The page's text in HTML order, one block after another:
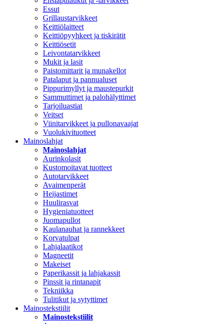
Essut
Grillaustarvikkeet
Keittiölaitteet
Keittiöpyyhkeet ja tiskirätit
Keittiösetit
Leivontatarvikkeet
Mukit ja lasit
Paistomittarit ja munakellot
Patalaput ja pannualuset
Pippurimyllyt ja maustepurkit
Sammuttimet ja palohälyttimet
Tarjoiluastiat
Veitset
Viinitarvikkeet ja pullonavaajat
Vuolukivituotteet
Mainoslahjat
Mainoslahjat
Aurinkolasit
Kustomoitavat tuotteet
Autotarvikkeet
Avaimenperät
Heijastimet
Huulirasvat
Hygieniatuotteet
Juomapullot
Kaulanauhat ja rannekkeet
Korvatulpat
Lahjalaatikot
Magneetit
Makeiset
Paperikassit ja lahjakassit
Pinssit ja rintanapit
Tekniikka
Tulitikut ja sytyttimet
Mainostekstiilit
Mainostekstiilit